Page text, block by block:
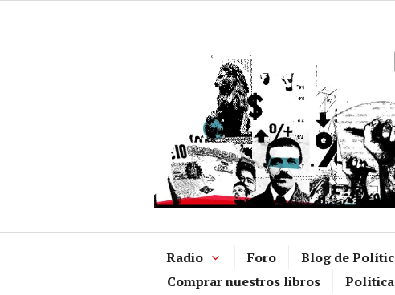
Radio Foro Blog de
Comprar nuestros libros